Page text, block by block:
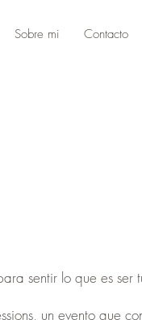
sentir lo que es ser
un evento que
Sobre mi Contacto